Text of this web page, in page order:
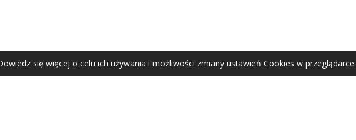
Agata Zubel © 2021
się więcej o celu ich używania i możliwości zmiany ustawień Cookies w przeglądarce.